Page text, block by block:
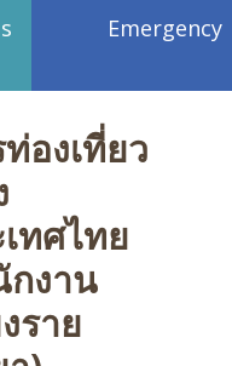
Emergency
องเที่ยว
ทศไทย
กงาน
ราย